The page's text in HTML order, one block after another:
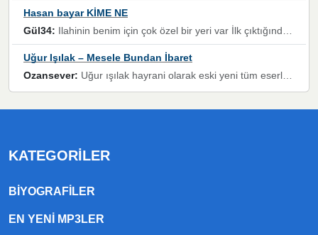
Hasan bayar KİME NE
Gül34: Ilahinin benim için çok özel bir yeri var İlk çıktığında komşum ne kadar yüksek sesle dinliyorsa orada duymuştum ve YouTube'dan aratıp Bu ilahiyi bulmuştum ve sonra müdavimi oldum günlük Ben de 3-5 kere dinleyip ezberleyip artık ilahiye bende eşlik ediyorum yüksek sesle Allah razı olsun hizmet nimettir Rabbim sizin zahmetlerinize de hayırlı nimetler versin Selam ve dua ile Allah'a emanet olun
Uğur Işılak – Mesele Bundan İbaret
Ozansever: Uğur ışılak hayrani olarak eski yeni tüm eserlerini keyifle huzurla dinleyenlerden birisiyim, emeğine saygı duyan gönül veren bunu en güzel şekilde sevenlerine ulaştıran siz değerli sayfa yöneticilerine de teşekkür ederim
KATEGORILER
BIYOGRAFILER
EN YENI MP3LER